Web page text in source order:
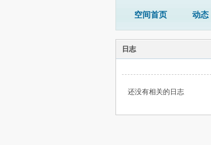
空间首页 动态
日志
还没有相关的日志